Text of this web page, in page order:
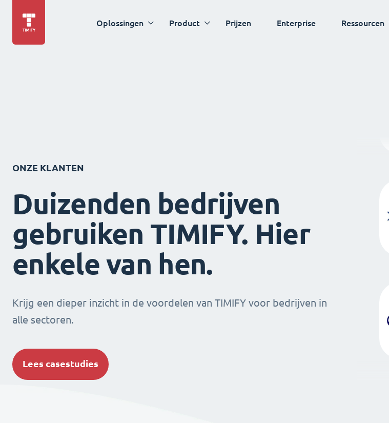
Oplossingen Product Prijzen Enterprise Ressourcen
ONZE KLANTEN
Duizenden bedrijven
gebruiken TIMIFY. Hier
enkele van hen.
Krijg een dieper inzicht in de voordelen van TIMIFY voor bedrijven in
alle sectoren.
Lees casestudies